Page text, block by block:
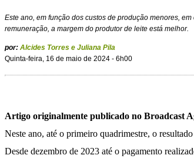
Este ano, em função dos custos de produção menores,
remuneração, a margem do produtor de leite está melhor.
por: Alcides Torres e Juliana Pila
Quinta-feira, 16 de maio de 2024 - 6h00
Artigo originalmente publicado no Broadcast
Neste ano, até o primeiro quadrimestre, o
Desde dezembro de 2023 até o pagamento